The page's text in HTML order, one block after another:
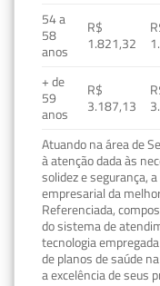
54 a
58
anos
R$
1.821,32
+ de
59
anos
R$
3.187,13
Atuando na área de
à atenção dada às
solidez e segurança,
empresarial da
Referenciada,
do sistema de
tecnologia
de planos de saúde
a excelência de seus